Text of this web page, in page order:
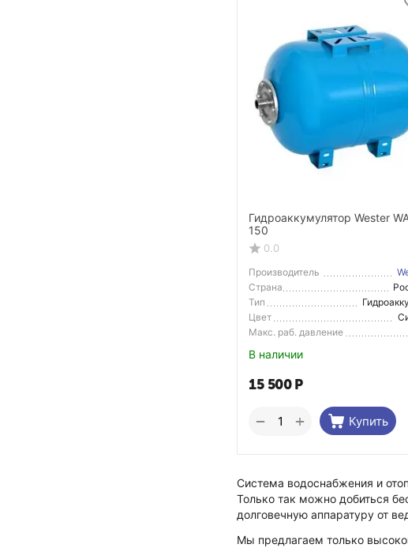
Система водоснабжения и
Только так можно добиться
долговечную аппаратуру от
Мы предлагаем только
Гидроаккумулятор Wester
150
0.0
Производитель
Страна
Производитель
Тип
Цвет
Макс. раб. давление
В наличии
15 500 Р
Купить
+
−